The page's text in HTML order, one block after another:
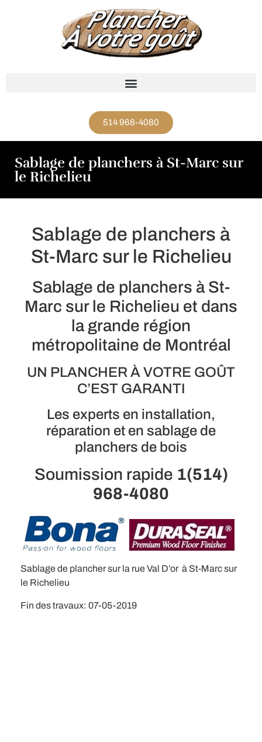
514 968-4080
Sablage de planchers à St-Marc sur
le Richelieu
Sablage de planchers à
St-Marc sur le Richelieu
Sablage de planchers à St-
Marc sur le Richelieu et dans
la grande région
métropolitaine de Montréal
UN PLANCHER À VOTRE GOÛT
C’EST GARANTI
Les experts en installation,
réparation et en sablage de
planchers de bois
Soumission rapide 1(514)
968-4080
Sablage de plancher sur la rue Val D’or à St-Marc sur
le Richelieu
Fin des travaux: 07-05-2019